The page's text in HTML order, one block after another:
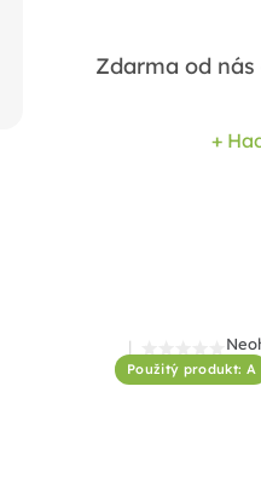
Použitý produkt: A
Zdarma od
+